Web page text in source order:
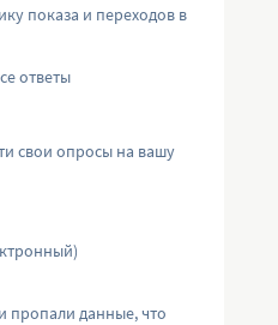
показа и переходов в
ответы
свои опросы на вашу
пропали данные, что